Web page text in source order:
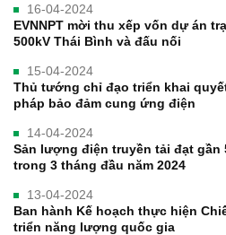
16-04-2024
EVNNPT mời thu xếp vốn dự án
500kV Thái Bình và đấu nối
15-04-2024
Thủ tướng chỉ đạo triển khai
pháp bảo đảm cung ứng điện
14-04-2024
Sản lượng điện truyền tải đạt gần
trong 3 tháng đầu năm 2024
13-04-2024
Ban hành Kế hoạch thực hiện
triển năng lượng quốc gia